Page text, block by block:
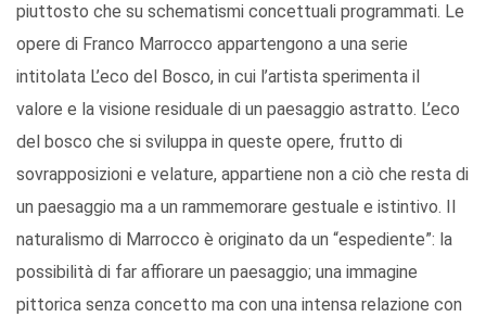
piuttosto che su schematismi concettuali programmati. Le
opere di Franco Marrocco appartengono a una serie
intitolata L’eco del Bosco, in cui l’artista sperimenta il
valore e la visione residuale di un paesaggio astratto. L’eco
del bosco che si sviluppa in queste opere, frutto di
sovrapposizioni e velature, appartiene non a ciò che resta di
un paesaggio ma a un rammemorare gestuale e istintivo. Il
naturalismo di Marrocco è originato da un “espediente”: la
possibilità di far affiorare un paesaggio; una immagine
pittorica senza concetto ma con una intensa relazione con